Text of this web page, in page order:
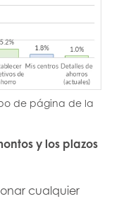
de página de la
y los plazos
cualquier